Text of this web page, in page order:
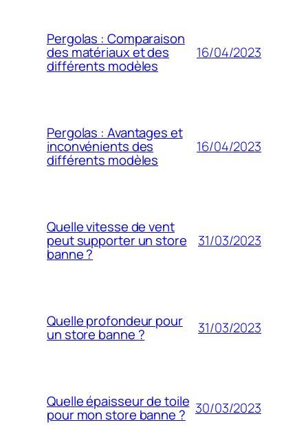
Pergolas : Comparaison
des matériaux et des
différents modèles
16/04/2023
Pergolas : Avantages et
inconvénients des
différents modèles
16/04/2023
Quelle vitesse de vent
peut supporter un store
banne ?
31/03/2023
Quelle profondeur pour
un store banne ? 31/03/2023
Quelle épaisseur de toile
pour mon store banne ? 30/03/2023